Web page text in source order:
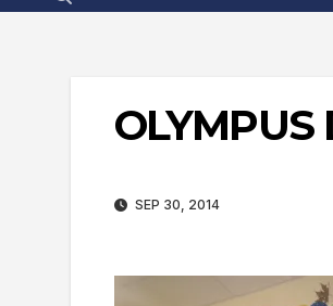
OLYMPUS
SEP 30, 2014